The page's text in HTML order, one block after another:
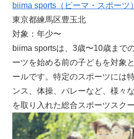
biima sports（ビーマ・スポーツ
東京都練馬区豊玉北
対象：年少〜
biima sportsは、3歳〜10歳まで
ーツを始める前の子どもを対象
ールです。特定のスポーツには
ンス、体操、バレーなど、様々
を取り入れた総合スポーツスク